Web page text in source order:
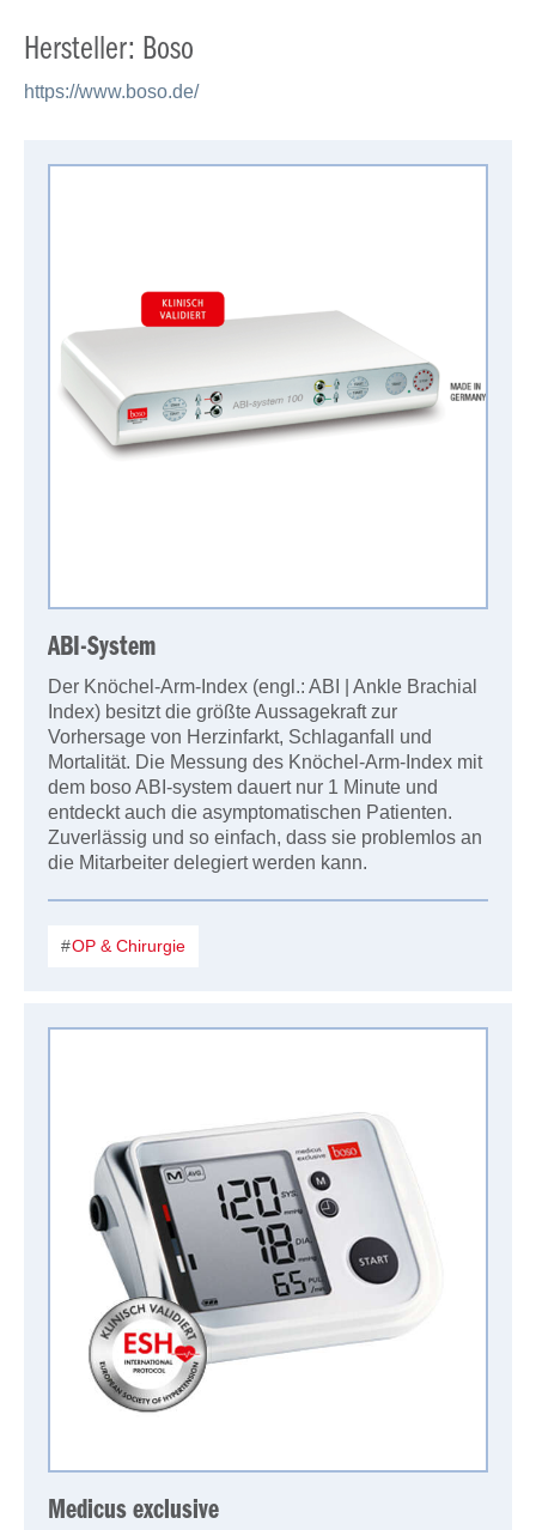
Hersteller: Boso
https://www.boso.de/
ABI-System
Der Knöchel-Arm-Index (engl.: ABI | Ankle Brachial
Index) besitzt die größte Aussagekraft zur
Vorhersage von Herzinfarkt, Schlaganfall und
Mortalität. Die Messung des Knöchel-Arm-Index mit
dem boso ABI-system dauert nur 1 Minute und
entdeckt auch die asymptomatischen Patienten.
Zuverlässig und so einfach, dass sie problemlos an
die Mitarbeiter delegiert werden kann.
OP & Chirurgie
Medicus exclusive